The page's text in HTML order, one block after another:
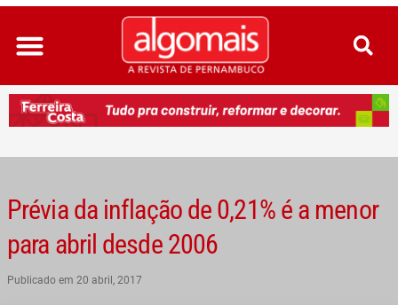
Ir
para
conteúdo
Prévia da inflação de 0,21% é a menor
para abril desde 2006
Publicado em 20 abril, 2017